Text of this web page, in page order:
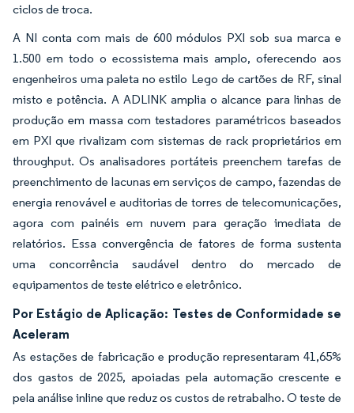
ciclos de troca.
A NI conta com mais de 600 módulos PXI sob sua marca e
1.500 em todo o ecossistema mais amplo, oferecendo aos
engenheiros uma paleta no estilo Lego de cartões de RF, sinal
misto e potência. A ADLINK amplia o alcance para linhas de
produção em massa com testadores paramétricos baseados
em PXI que rivalizam com sistemas de rack proprietários em
throughput. Os analisadores portáteis preenchem tarefas de
preenchimento de lacunas em serviços de campo, fazendas de
energia renovável e auditorias de torres de telecomunicações,
agora com painéis em nuvem para geração imediata de
relatórios. Essa convergência de fatores de forma sustenta
uma concorrência saudável dentro do mercado de
equipamentos de teste elétrico e eletrônico.
Por Estágio de Aplicação: Testes de Conformidade se
Aceleram
As estações de fabricação e produção representaram 41,65%
dos gastos de 2025, apoiadas pela automação crescente e
pela análise inline que reduz os custos de retrabalho. O teste de